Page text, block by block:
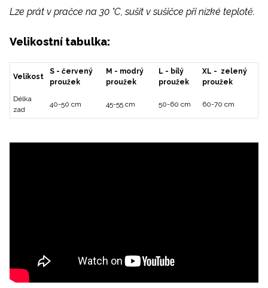
Lze prát v pračce na 30 °C, sušit v sušičce při nízké teplotě.
Velikostní tabulka:
Velikost
S - červený
proužek
M - modrý
proužek
L - bílý
proužek
XL - zelený
proužek
Délka
zad
40-50 cm 45-55 cm 50-60 cm 60-70 cm